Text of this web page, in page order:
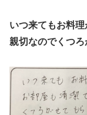
いつ来てもお料
親切なのでくつ